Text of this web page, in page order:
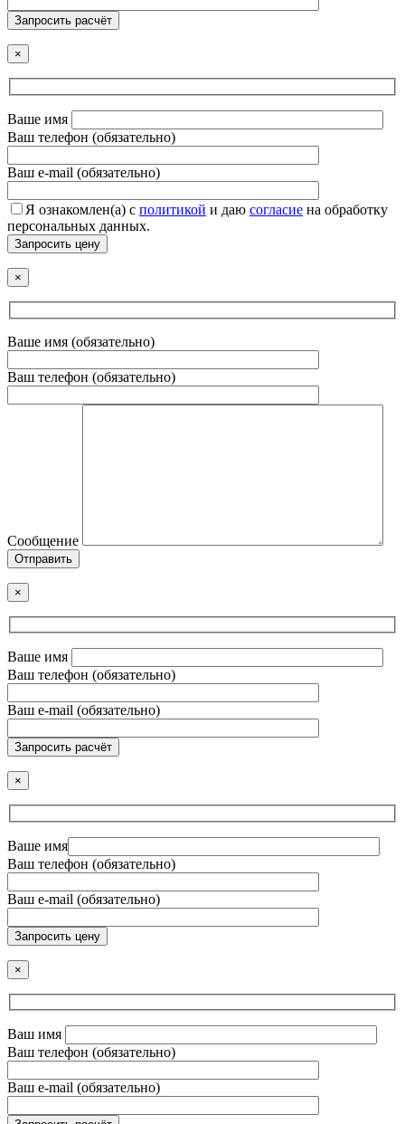
Запросить расчёт
×
Ваше имя
Ваш телефон (обязательно)
Ваш e-mail (обязательно)
Я ознакомлен(а) с политикой и даю согласие на обработку
персональных данных.
Запросить цену
×
Ваше имя (обязательно)
Ваш телефон (обязательно)
Сообщение
Отправить
×
Ваше имя
Ваш телефон (обязательно)
Ваш e-mail (обязательно)
Запросить расчёт
×
Ваше имя
Ваш телефон (обязательно)
Ваш e-mail (обязательно)
Запросить цену
×
Ваш имя
Ваш телефон (обязательно)
Ваш e-mail (обязательно)